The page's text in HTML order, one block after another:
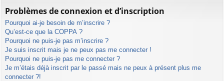
sProblèmes de connexion et d’inscription
Pourquoi ai-je besoin de m’inscrire ?
Qu’est-ce que la COPPA ?
Pourquoi ne puis-je pas m’inscrire ?
Je suis inscrit mais je ne peux pas me connecter !
Pourquoi ne puis-je pas me connecter ?
Je m’étais déjà inscrit par le passé mais ne peux à présent plus me
connecter ?!